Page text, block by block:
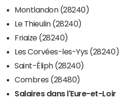
Montlandon (28240)
Le Thieulin (28240)
Friaize (28240)
Les Corvées-les-Yys (28240)
Saint-Éliph (28240)
Combres (28480)
Salaires dans l'Eure-et-Loir